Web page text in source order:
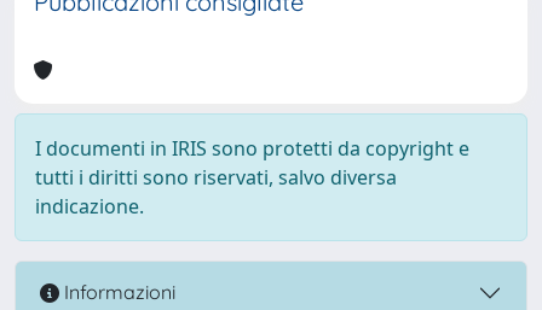
I documenti in IRIS sono protetti da copyright e
tutti i diritti sono riservati, salvo diversa
indicazione.
Informazioni